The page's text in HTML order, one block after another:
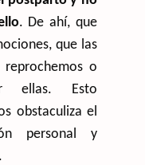
. De ahí, que
que las
o
ellas. Esto
obstaculiza el
personal y